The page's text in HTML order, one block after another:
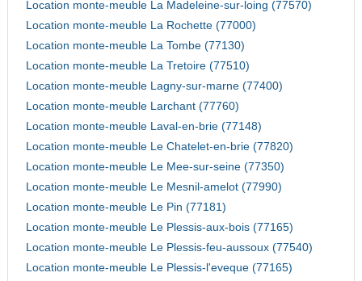
Location monte-meuble La Madeleine-sur-loing (77570)
Location monte-meuble La Rochette (77000)
Location monte-meuble La Tombe (77130)
Location monte-meuble La Tretoire (77510)
Location monte-meuble Lagny-sur-marne (77400)
Location monte-meuble Larchant (77760)
Location monte-meuble Laval-en-brie (77148)
Location monte-meuble Le Chatelet-en-brie (77820)
Location monte-meuble Le Mee-sur-seine (77350)
Location monte-meuble Le Mesnil-amelot (77990)
Location monte-meuble Le Pin (77181)
Location monte-meuble Le Plessis-aux-bois (77165)
Location monte-meuble Le Plessis-feu-aussoux (77540)
Location monte-meuble Le Plessis-l'eveque (77165)